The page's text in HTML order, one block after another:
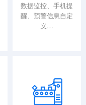
数据监控、手机提
醒、预警信息自定
义…